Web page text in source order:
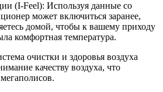
(I-Feel): Используя данные со
может включиться заранее,
домой, чтобы к вашему приходу
комфортная температура.
очистки и здоровья воздуха
качеству воздуха, что